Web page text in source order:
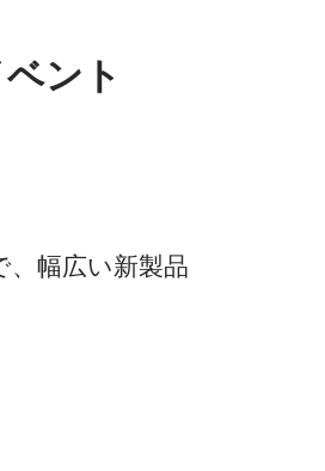
ント
、幅広い新製品